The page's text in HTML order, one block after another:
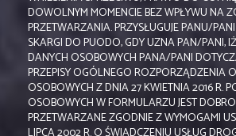
DOWOLNYM MOMENCIE BEZ WPŁYWU NA
PRZETWARZANIA. PRZYSŁUGUJE PANU/
SKARGI DO PUODO, GDY UZNA PAN/PANI,
DANYCH OSOBOWYCH PANA/PANI
PRZEPISY OGÓLNEGO ROZPORZĄDZENIA
OSOBOWYCH Z DNIA 27 KWIETNIA 2016 R.
OSOBOWYCH W FORMULARZU JEST
PRZETWARZANE ZGODNIE Z WYMOGAMI